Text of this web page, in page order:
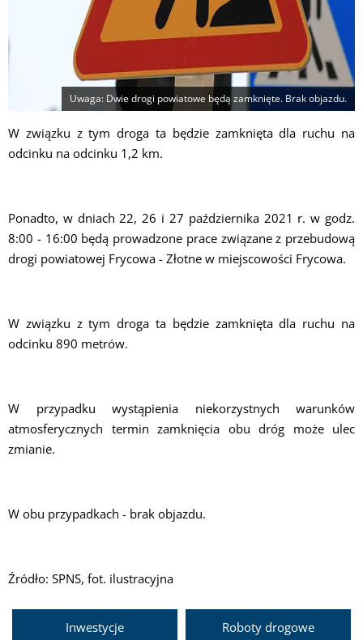
Uwaga: Dwie drogi powiatowe będą zamknięte. Brak objazdu.
W związku z tym droga ta będzie zamknięta dla ruchu na
odcinku na odcinku 1,2 km.
Ponadto, w dniach 22, 26 i 27 października 2021 r. w godz.
8:00 - 16:00 będą prowadzone prace związane z przebudową
drogi powiatowej Frycowa - Złotne w miejscowości Frycowa.
W związku z tym droga ta będzie zamknięta dla ruchu na
odcinku 890 metrów.
W przypadku wystąpienia niekorzystnych warunków
atmosferycznych termin zamknięcia obu dróg może ulec
zmianie.
W obu przypadkach - brak objazdu.
Źródło: SPNS, fot. ilustracyjna
Inwestycje Roboty drogowe